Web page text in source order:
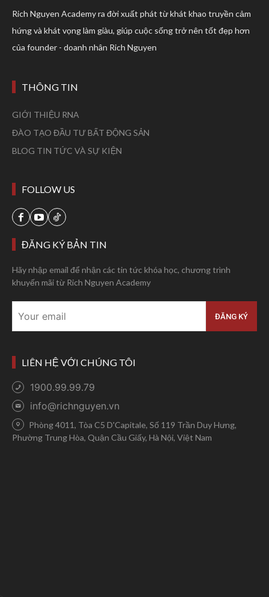
Rich Nguyen Academy ra đời xuất phát từ khát khao truyền cảm
hứng và khát vọng làm giàu, giúp cuộc sống trở nên tốt đẹp hơn
của founder - doanh nhân Rich Nguyen
THÔNG TIN
GIỚI THIỆU RNA
ĐÀO TẠO ĐẦU TƯ BẤT ĐỘNG SẢN
BLOG TIN TỨC VÀ SỰ KIỆN
FOLLOW US
ĐĂNG KÝ BẢN TIN
Hãy nhập email để nhận các tin tức khóa học, chương trình
khuyến mãi từ Rich Nguyen Academy
LIÊN HỆ VỚI CHÚNG TÔI
1900.99.99.79
info@richnguyen.vn
Phòng 4011, Tòa C5 D'Capitale, Số 119 Trần Duy Hưng,
Phường Trung Hòa, Quận Cầu Giấy, Hà Nội, Việt Nam